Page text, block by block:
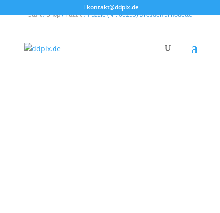
kontakt@ddpix.de
Start/Shop/Puzzle/ Puzzle (Nr. 00255) Dresden Silhouette